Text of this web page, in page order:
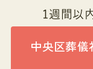
1週間以
中央区葬